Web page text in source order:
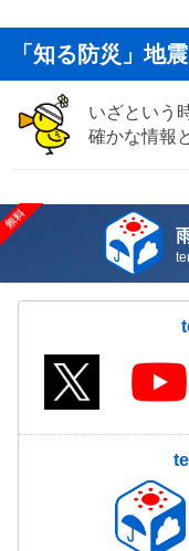
「知る防災」地震
いざという
確かな情報